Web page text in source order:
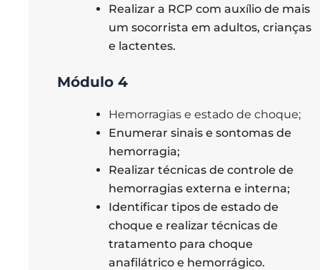
Realizar a RCP com auxílio de mais
um socorrista em adultos, crianças
e lactentes.
Módulo 4
Hemorragias e estado de choque;
Enumerar sinais e sontomas de
hemorragia;
Realizar técnicas de controle de
hemorragias externa e interna;
Identificar tipos de estado de
choque e realizar técnicas de
tratamento para choque
anafilátrico e hemorrágico.